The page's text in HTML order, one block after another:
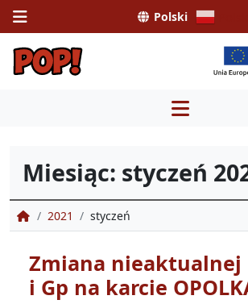
Polski
treści
Miesiąc: styczeń
Portal Obsługi Pasażera
2021 styczeń
Zmiana nieaktualnej
i Gp na karcie